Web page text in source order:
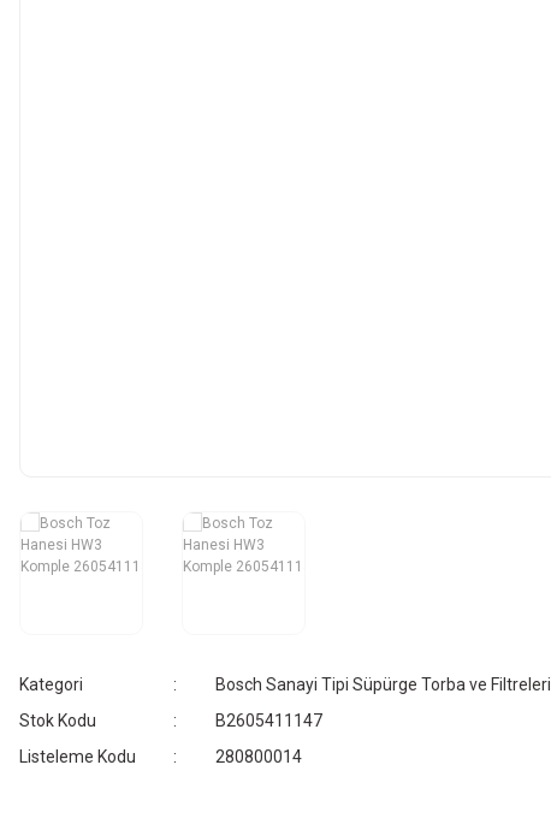
Kategori
Bosch Sanayi Tipi Süpürge Torba ve Filtreleri
Stok Kodu
B2605411147
Listeleme Kodu
280800014